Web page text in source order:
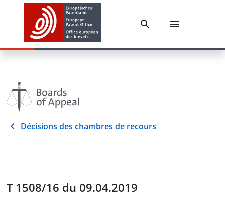
Décisions des chambres de recours
T 1508/16 du 09.04.2019